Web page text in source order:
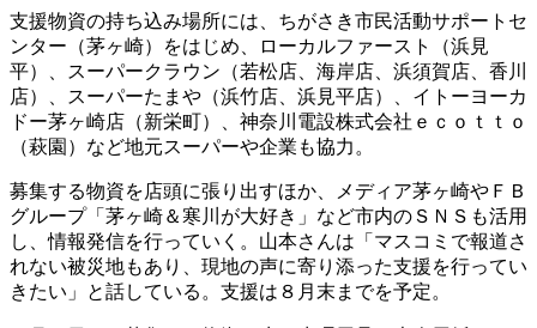
支援物資の持ち込み場所には、ちがさき市民活動サポートセ
ンター（茅ヶ崎）をはじめ、ローカルファースト（浜見
平）、スーパークラウン（若松店、海岸店、浜須賀店、香川
店）、スーパーたまや（浜竹店、浜見平店）、イトーヨーカ
ドー茅ヶ崎店（新栄町）、神奈川電設株式会社ｅｃｏｔｔｏ
（萩園）など地元スーパーや企業も協力。
募集する物資を店頭に張り出すほか、メディア茅ヶ崎やＦＢ
グループ「茅ヶ崎＆寒川が大好き」など市内のＳＮＳも活用
し、情報発信を行っていく。山本さんは「マスコミで報道さ
れない被災地もあり、現地の声に寄り添った支援を行ってい
きたい」と話している。支援は８月末までを予定。